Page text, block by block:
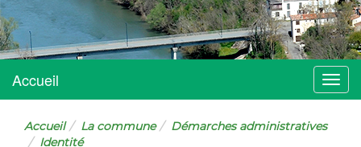
Menu
Accueil
Accueil La commune
Démarches administratives
Identité